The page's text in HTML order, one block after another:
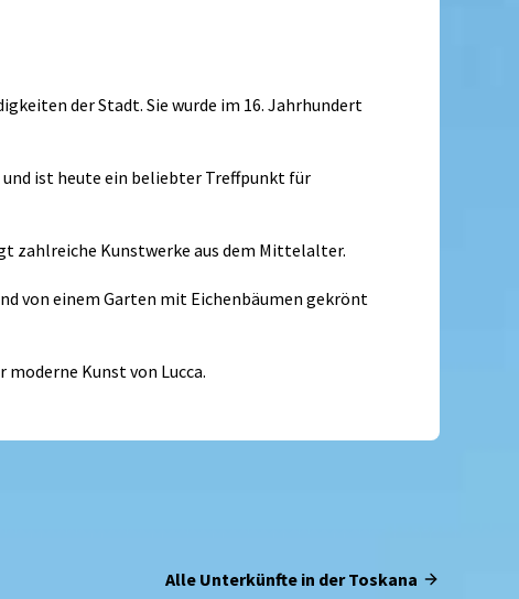
der Stadt. Sie wurde im 16. Jahrhundert
ist heute ein beliebter Treffpunkt für
zahlreiche Kunstwerke aus dem Mittelalter.
von einem Garten mit Eichenbäumen gekrönt
moderne Kunst von Lucca.
Alle Unterkünfte in der Toskana